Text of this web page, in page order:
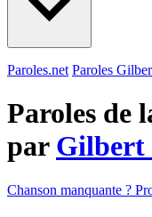
Paroles.net Paroles
Paroles de
par Gilbert
Chanson manquante ?